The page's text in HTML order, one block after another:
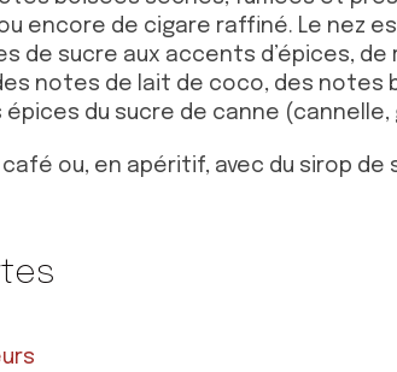
encore de cigare raffiné. Le nez
sucre aux accents d’épices, de
notes de lait de coco, des
épices du sucre de canne
ou, en apéritif, avec du sirop